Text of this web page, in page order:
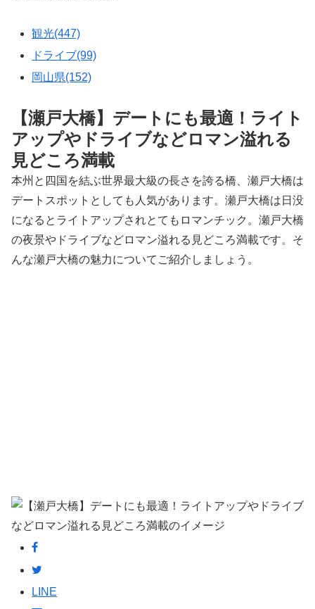
観光(447)
ドライブ(99)
岡山県(152)
【瀬戸大橋】デートにも最適！ライト
アップやドライブなどロマン溢れる
見どころ満載
本州と四国を結ぶ世界最大級の長さを誇る橋、瀬戸大橋は
デートスポットとしても人気があります。瀬戸大橋は日没
になるとライトアップされとてもロマンチック。瀬戸大橋
の夜景やドライブなどロマン溢れる見どころ満載です。そ
んな瀬戸大橋の魅力についてご紹介しましょう。
LINE